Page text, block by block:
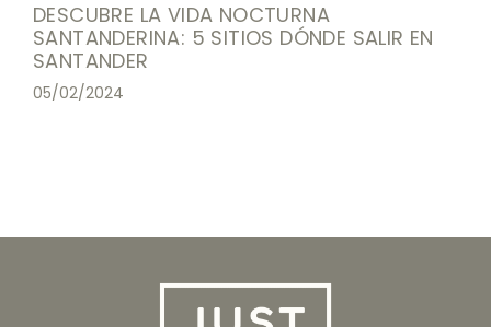
DESCUBRE LA VIDA NOCTURNA
SANTANDERINA: 5 SITIOS DÓNDE SALIR EN
SANTANDER
05/02/2024